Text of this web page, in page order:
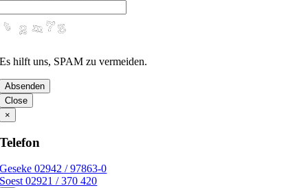
Es hilft uns, SPAM zu vermeiden.
Absenden
Close
×
Telefon
Geseke 02942 / 97863-0
Soest 02921 / 370 420